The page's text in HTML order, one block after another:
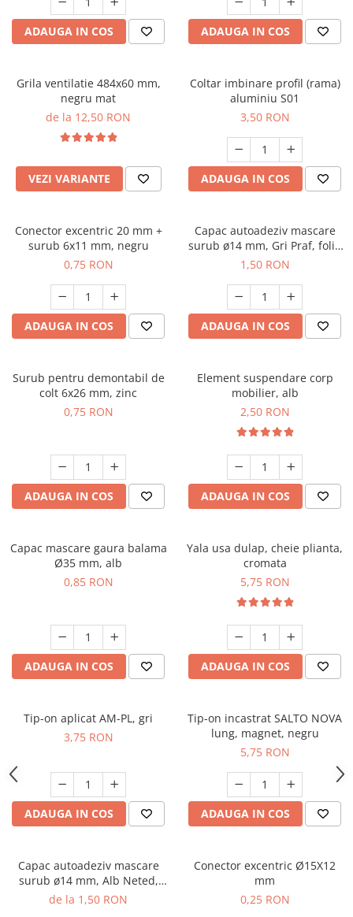
ADAUGA IN COS ADAUGA IN COS
Grila ventilatie 484x60 mm,
negru mat
de la 12,50 RON
VEZI VARIANTE
Coltar imbinare profil (rama)
aluminiu S01
3,50 RON
ADAUGA IN COS
Conector excentric 20 mm +
surub 6x11 mm, negru
0,75 RON
ADAUGA IN COS
Capac autoadeziv mascare
surub ø14 mm, Gri Praf, folie
25 buc
1,50 RON
ADAUGA IN COS
Surub pentru demontabil de
colt 6x26 mm, zinc
0,75 RON
ADAUGA IN COS
Element suspendare corp
mobilier, alb
2,50 RON
ADAUGA IN COS
Capac mascare gaura balama
Ø35 mm, alb
0,85 RON
ADAUGA IN COS
Yala usa dulap, cheie plianta,
cromata
5,75 RON
ADAUGA IN COS
Tip-on aplicat AM-PL, gri
3,75 RON
ADAUGA IN COS
Tip-on incastrat SALTO NOVA
lung, magnet, negru
5,75 RON
ADAUGA IN COS
Capac autoadeziv mascare
surub ø14 mm, Alb Neted,
folie 25 buc
de la 1,50 RON
Conector excentric Ø15X12
mm
0,25 RON